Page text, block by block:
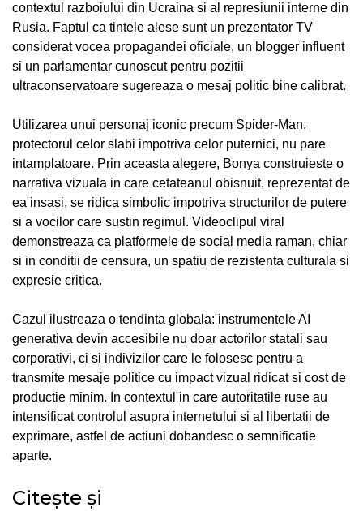
contextul razboiului din Ucraina si al represiunii interne din
Rusia. Faptul ca tintele alese sunt un prezentator TV
considerat vocea propagandei oficiale, un blogger influent
si un parlamentar cunoscut pentru pozitii
ultraconservatoare sugereaza o mesaj politic bine calibrat.
Utilizarea unui personaj iconic precum Spider-Man,
protectorul celor slabi impotriva celor puternici, nu pare
intamplatoare. Prin aceasta alegere, Bonya construieste o
narrativa vizuala in care cetateanul obisnuit, reprezentat de
ea insasi, se ridica simbolic impotriva structurilor de putere
si a vocilor care sustin regimul. Videoclipul viral
demonstreaza ca platformele de social media raman, chiar
si in conditii de censura, un spatiu de rezistenta culturala si
expresie critica.
Cazul ilustreaza o tendinta globala: instrumentele AI
generativa devin accesibile nu doar actorilor statali sau
corporativi, ci si indivizilor care le folosesc pentru a
transmite mesaje politice cu impact vizual ridicat si cost de
productie minim. In contextul in care autoritatile ruse au
intensificat controlul asupra internetului si al libertatii de
exprimare, astfel de actiuni dobandesc o semnificatie
aparte.
Citește și